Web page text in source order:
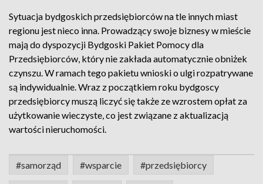
Sytuacja bydgoskich przedsiębiorców na tle innych miast
regionu jest nieco inna. Prowadzący swoje biznesy w mieście
mają do dyspozycji Bydgoski Pakiet Pomocy dla
Przedsiębiorców, który nie zakłada automatycznie obniżek
czynszu. W ramach tego pakietu wnioski o ulgi rozpatrywane
są indywidualnie. Wraz z początkiem roku bydgoscy
przedsiębiorcy muszą liczyć się także ze wzrostem opłat za
użytkowanie wieczyste, co jest związane z aktualizacją
wartości nieruchomości.
#samorząd #wsparcie #przedsiębiorcy